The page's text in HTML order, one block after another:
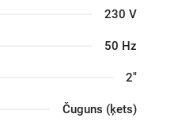
230 V
50 Hz
2"
Čuguns (ķets)